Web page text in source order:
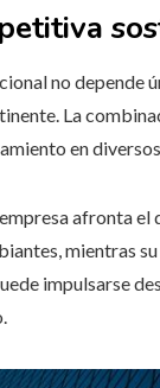
no depende
La
en
afronta el
mientras
impulsarse